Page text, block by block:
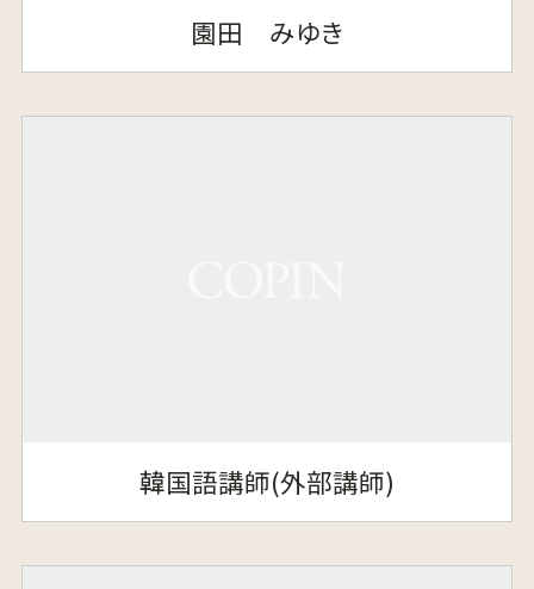
園田 みゆき
韓国語講師(外部講師)